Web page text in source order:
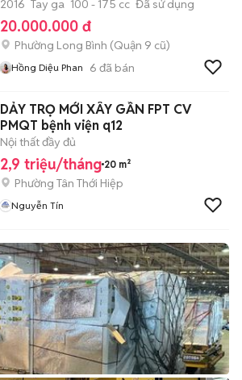
2016 Tay ga 100 - 175 cc Đã sử dụng
20.000.000 đ
Phường Long Bình (Quận 9 cũ)
Hồng Diệu Phan 6 đã bán
DẢY TRỌ MỚI XÂY GẦN FPT CV
PMQT bệnh viện q12
Nội thất đầy đủ
2,9 triệu/tháng 20 m²
Phường Tân Thới Hiệp
Nguyễn Tín